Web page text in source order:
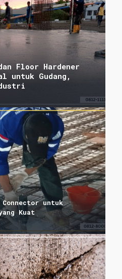
Floor Hardener
untuk Gudang,
untuk
Kuat